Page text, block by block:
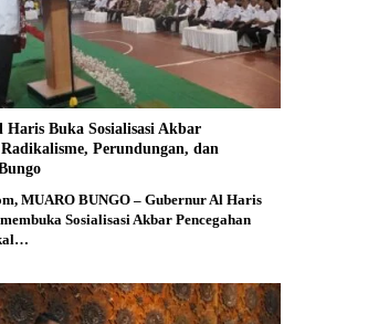
Buka Sosialisasi Akbar
Radikalisme, Perundungan, dan
MUARO BUNGO – Gubernur Al Haris
Sosialisasi Akbar Pencegahan